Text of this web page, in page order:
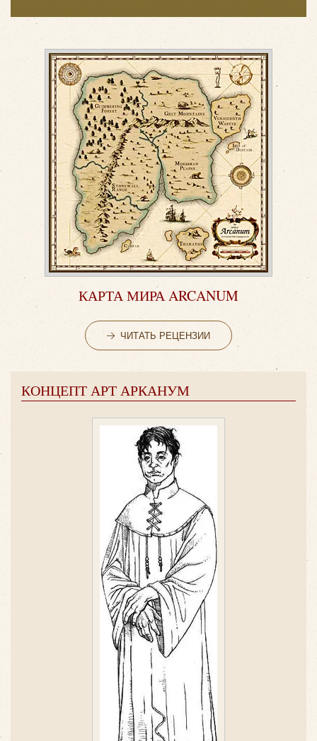
КАРТА МИРА ARCANUM
ЧИТАТЬ РЕЦЕНЗИИ
КОНЦЕПТ АРТ АРКАНУМ